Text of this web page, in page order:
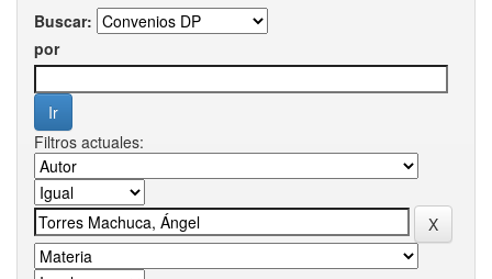
Buscar:
por
Filtros actuales: